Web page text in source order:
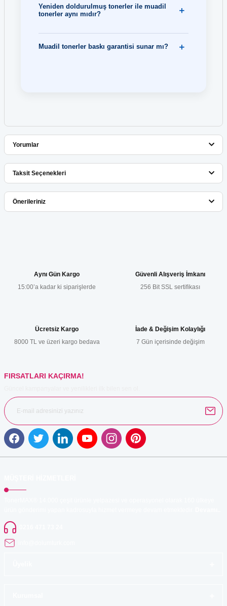
Yeniden doldurulmuş tonerler ile muadil
tonerler aynı mıdır?
Muadil tonerler baskı garantisi sunar mı?
Yorumlar
Bu ürüne ilk yorumu siz yapın!
Taksit Seçenekleri
Önerileriniz
Ürün resmi kalitesiz, bozuk veya görüntülenemiyor.
Ürün fiyatı diğer sitelerden daha pahalı.
Aynı Gün Kargo
15:00’a kadar ki siparişlerde
Güvenli Alışveriş İmkanı
256 Bit SSL sertifikası
Ücretsiz Kargo
8000 TL ve üzeri kargo bedava
İade & Değişim Kolaylığı
7 Gün içerisinde değişim
FIRSATLARI KAÇIRMA!